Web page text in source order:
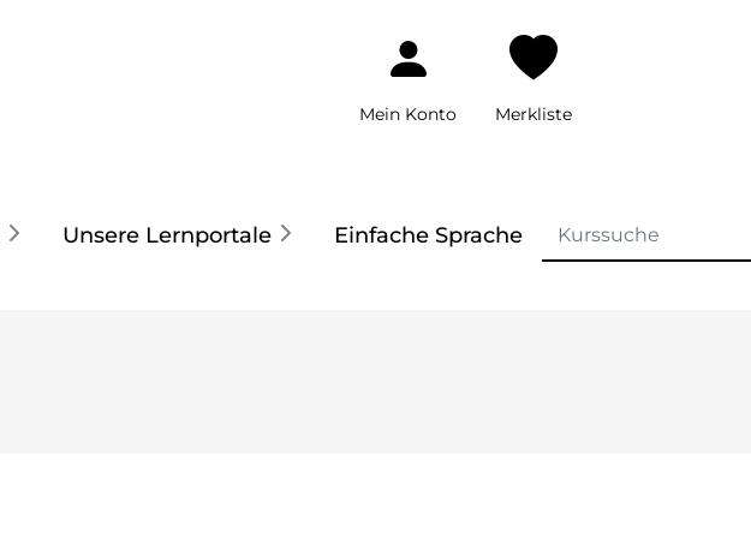
Mein Konto Merkliste
Unsere Lernportale Einfache Sprache